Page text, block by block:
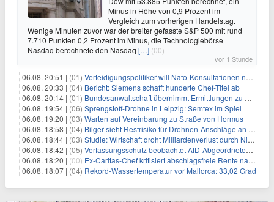
Minus in Höhe von 0,9 Prozent im
Vergleich zum vorherigen Handelstag.
Wenige Minuten zuvor war der breiter gefasste S&P 500 mit rund
7.710 Punkten 0,2 Prozent im Minus, die Technologiebörse
Nasdaq berechnete den Nasdaq […] (00)
vor 1 Stunde
06.08. 20:51 | (01) Verteidigungspolitiker will Nato-Konsultationen nach Drohnenfund
06.08. 20:33 | (04) Bericht: Siemens schafft hunderte Chef-Titel ab
06.08. 20:14 | (01) Bundesanwaltschaft übernimmt Ermittlungen zu Drohnenvorfall
06.08. 19:54 | (06) Sprengstoff-Drohne in Leipzig: Semtex im Spiel
06.08. 19:20 | (03) Warten auf Vereinbarung zu Straße von Hormus
06.08. 18:58 | (04) Bilger sieht Restrisiko für Drohnen-Anschläge an Flughäfen
06.08. 18:44 | (03) Studie: Wirtschaft droht Milliardenverlust durch Niedrigwasser
06.08. 18:42 | (05) Verfassungsschutz beobachtet AfD-Abgeordneten Nolte
06.08. 18:20 | (00) Ex-Caritas-Chef kritisiert abschlagsfreie Rente nach 45 Jahren
06.08. 18:07 | (04) Rekord-Wassertemperatur vor Mallorca: 33,02 Grad